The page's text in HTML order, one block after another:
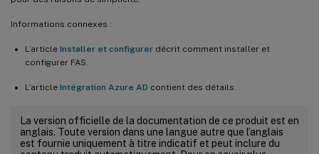
Informations connexes :
L’article Installer et configurer décrit comment installer et
configurer FAS.
L’article Intégration Azure AD contient des détails.
La version officielle de la documentation de ce produit est en
anglais. Toute version dans une langue autre que l’anglais
est fournie uniquement à titre indicatif et peut inclure du